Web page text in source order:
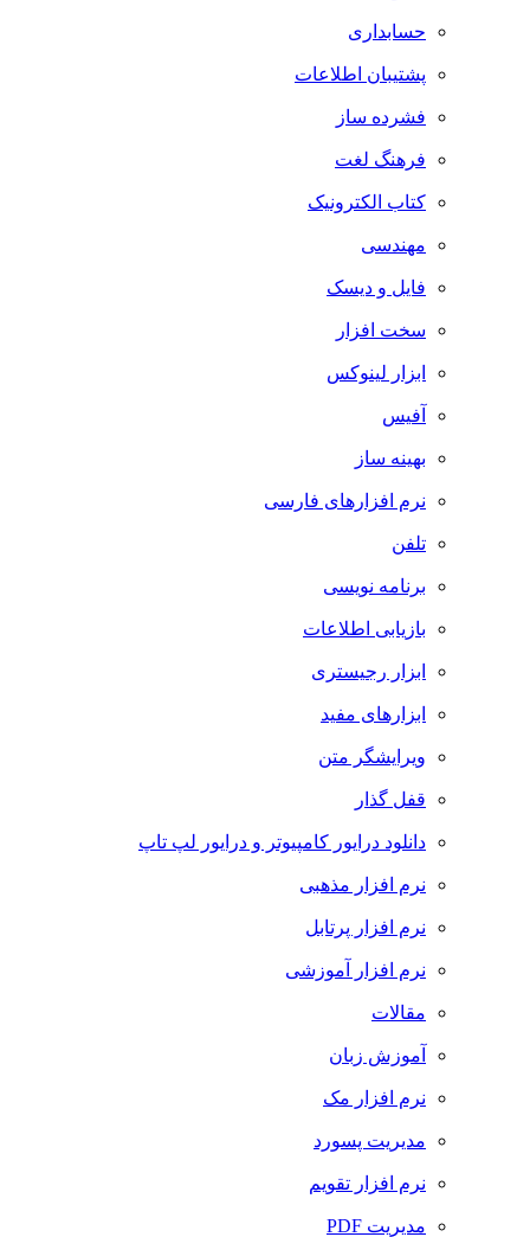
حسابداری
پشتیبان اطلاعات
فشرده ساز
فرهنگ لغت
کتاب الکترونیک
مهندسی
فایل و دیسک
سخت افزار
ابزار لینوکس
آفیس
بهینه ساز
نرم افزارهای فارسی
تلفن
برنامه نویسی
بازیابی اطلاعات
ابزار رجیستری
ابزارهای مفید
ویرایشگر متن
قفل گذار
دانلود درایور کامپیوتر و درایور لپ تاپ
نرم افزار مذهبی
نرم افزار پرتابل
نرم افزار آموزشی
مقالات
آموزش زبان
نرم افزار مک
مدیریت پسورد
نرم افزار تقویم
مدیریت PDF